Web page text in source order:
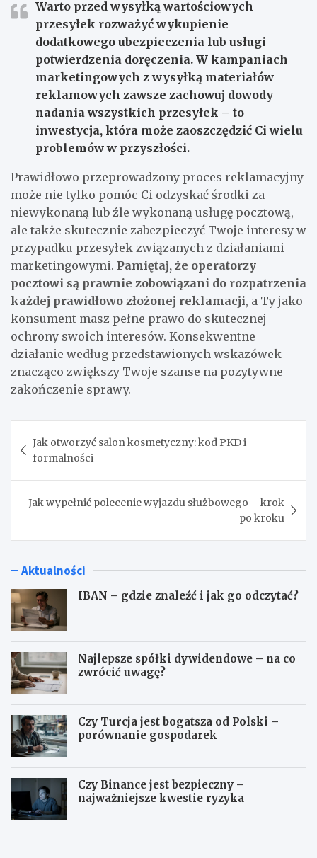
Warto przed wysyłką wartościowych
przesyłek rozważyć wykupienie
dodatkowego ubezpieczenia lub usługi
potwierdzenia doręczenia. W kampaniach
marketingowych z wysyłką materiałów
reklamowych zawsze zachowuj dowody
nadania wszystkich przesyłek – to
inwestycja, która może zaoszczędzić Ci wielu
problemów w przyszłości.
Prawidłowo przeprowadzony proces reklamacyjny
może nie tylko pomóc Ci odzyskać środki za
niewykonaną lub źle wykonaną usługę pocztową,
ale także skutecznie zabezpieczyć Twoje interesy w
przypadku przesyłek związanych z działaniami
marketingowymi. Pamiętaj, że operatorzy
pocztowi są prawnie zobowiązani do rozpatrzenia
każdej prawidłowo złożonej reklamacji, a Ty jako
konsument masz pełne prawo do skutecznej
ochrony swoich interesów. Konsekwentne
działanie według przedstawionych wskazówek
znacząco zwiększy Twoje szanse na pozytywne
zakończenie sprawy.
wpisu
Jak otworzyć salon kosmetyczny: kod PKD i
formalności
Jak wypełnić polecenie wyjazdu służbowego – krok
po kroku
Aktualności
IBAN – gdzie znaleźć i jak go odczytać?
Najlepsze spółki dywidendowe – na co
zwrócić uwagę?
Czy Turcja jest bogatsza od Polski –
porównanie gospodarek
Czy Binance jest bezpieczny –
najważniejsze kwestie ryzyka
I
N